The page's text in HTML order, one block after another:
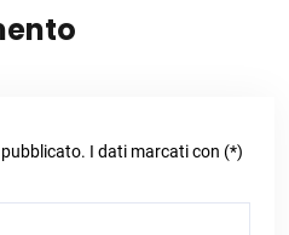
I dati marcati con (*)